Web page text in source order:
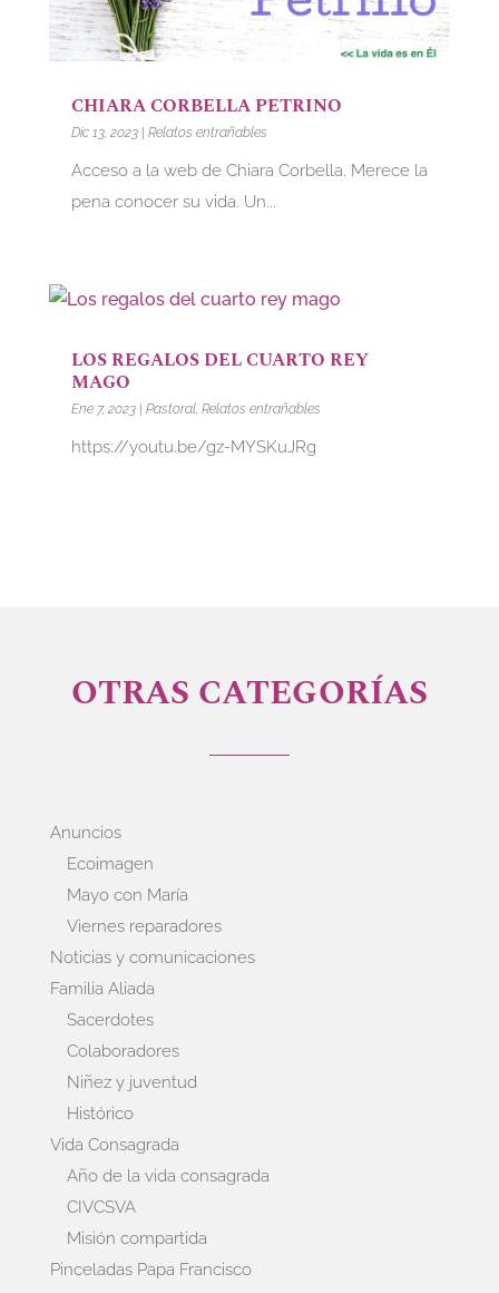
CHIARA CORBELLA PETRINO
Dic 13, 2023| Relatos entrañables
Acceso a la web de Chiara Corbella. Merece la
pena conocer su vida. Un...
LOS REGALOS DEL CUARTO REY
MAGO
Ene 7, 2023| Pastoral, Relatos entrañables
https://youtu.be/gz-MYSKuJRg
OTRAS CATEGORÍAS
Anuncios
Ecoimagen
Mayo con María
Viernes reparadores
Noticias y comunicaciones
Familia Aliada
Sacerdotes
Colaboradores
Niñez y juventud
Histórico
Vida Consagrada
Año de la vida consagrada
CIVCSVA
Misión compartida
Pinceladas Papa Francisco